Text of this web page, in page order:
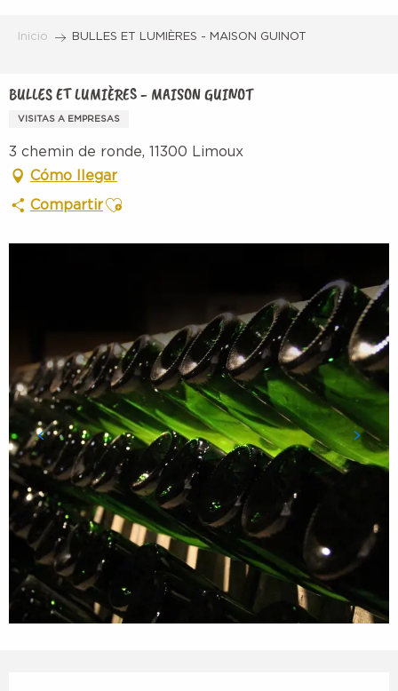
Inicio BULLES ET LUMIÈRES - MAISON GUINOT
BULLES ET LUMIÈRES - MAISON GUINOT
VISITAS A EMPRESAS
3 chemin de ronde, 11300 Limoux
Cómo llegar
CompartirAjouter aux favoris